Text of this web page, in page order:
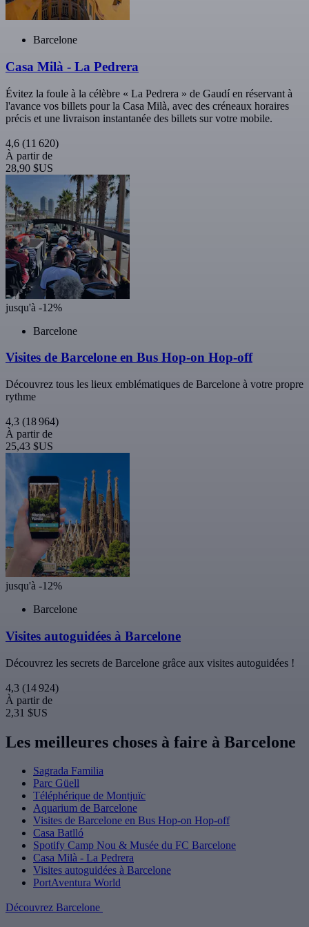
Barcelone
Casa Milà - La Pedrera
Évitez la foule à la célèbre « La Pedrera » de Gaudí en réservant à
l'avance vos billets pour la Casa Milà, avec des créneaux horaires
précis et une livraison instantanée des billets sur votre mobile.
4,6 (11 620)
À partir de
28,90 $US
jusqu'à -12%
Barcelone
Visites de Barcelone en Bus Hop-on Hop-off
Découvrez tous les lieux emblématiques de Barcelone à votre propre
rythme
4,3 (18 964)
À partir de
25,43 $US
jusqu'à -12%
Barcelone
Visites autoguidées à Barcelone
Découvrez les secrets de Barcelone grâce aux visites autoguidées !
4,3 (14 924)
À partir de
2,31 $US
Les meilleures choses à faire à Barcelone
Sagrada Familia
Parc Güell
Téléphérique de Montjuïc
Aquarium de Barcelone
Visites de Barcelone en Bus Hop-on Hop-off
Casa Batlló
Spotify Camp Nou & Musée du FC Barcelone
Casa Milà - La Pedrera
Visites autoguidées à Barcelone
PortAventura World
Découvrez Barcelone